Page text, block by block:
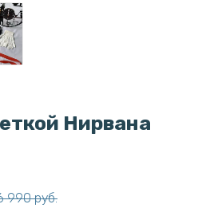
Нирвана
990 руб.